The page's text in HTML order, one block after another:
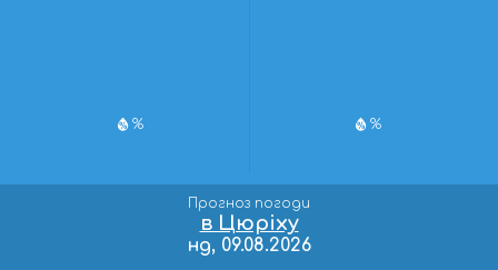
% %
Прогноз погоди
в Цюріху
нд, 09.08.2026